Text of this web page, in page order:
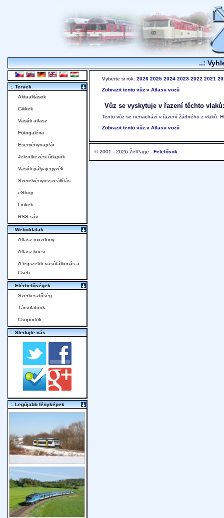
..:
Vyberte si rok: 2026 2025 2024 2023 2022 2021
Zobrazit tento vůz v Atlasu vozů
Vůz se vyskytuje v řazení těchto vlaků:
Tento vůz se nenachází v řazení žádného z vlaků.
Zobrazit tento vůz v Atlasu vozů
© 2001 - 2026 ŽelPage - Felelősök
:. Tervek
Aktualitások
Cikkek
Vasúti atlasz
Fotogaléria
Eseménynaptár
Jelentkezési űrlapok
Vasúti pályajegyzék
Szerelvényösszeállítás
eShop
Linkek
RSS sáv
:. Weboldalak
Atlasz mozdony
Atlasz kocsi
A legszebb vasútállomás a
Cseh
:. Elérhetőségek
Szerkesztőség
Társulatunk
Csoportok
:. Sledujte nás
:. Legújabb fényképek